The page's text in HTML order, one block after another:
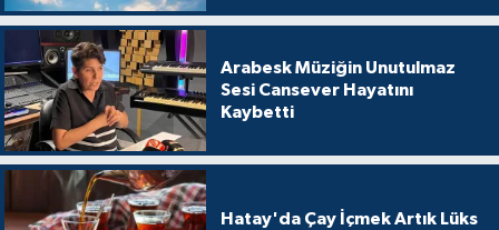
Arabesk Müziğin Unutulmaz
Sesi Cansever Hayatını
Kaybetti
Hatay'da Çay İçmek Artık Lüks